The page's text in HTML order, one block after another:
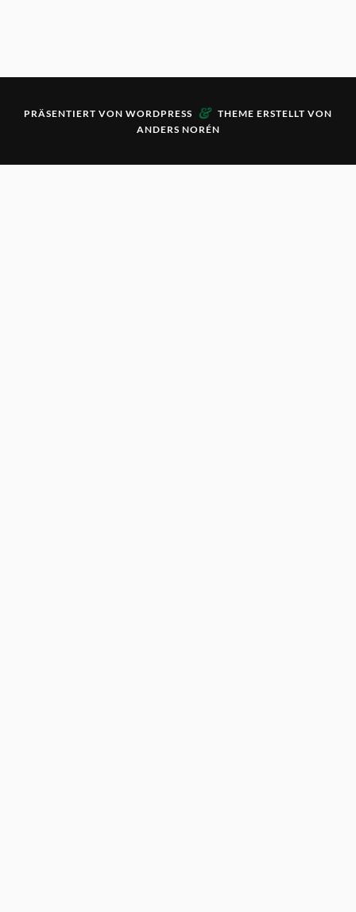
PRÄSENTIERT VON WORDPRESS & THEME ERSTELLT VON
ANDERS NORÉN